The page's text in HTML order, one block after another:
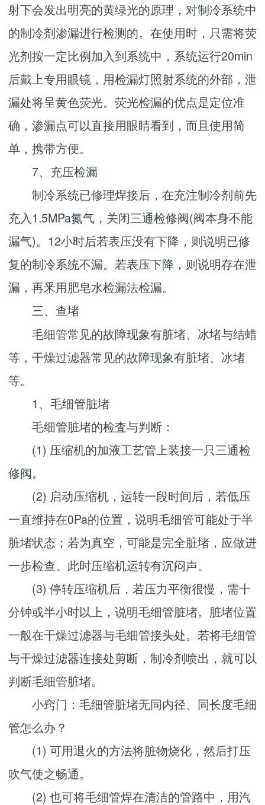
射下会发出明亮的黄绿光的原理，对制冷系统中
的制冷剂渗漏进行检测的。在使用时，只需将荧
光剂按一定比例加入到系统中，系统运行20min
后戴上专用眼镜，用检漏灯照射系统的外部，泄
漏处将呈黄色荧光。荧光检漏的优点是定位准
确，渗漏点可以直接用眼睛看到，而且使用简
单，携带方便。
7、充压检漏
制冷系统已修理焊接后，在充注制冷剂前先
充入1.5MPa氮气，关闭三通检修阀(阀本身不能
漏气)。12小时后若表压没有下降，则说明已修
复的制冷系统不漏。若表压下降，则说明存在泄
漏，再釆用肥皂水检漏法检漏。
三、查堵
毛细管常见的故障现象有脏堵、冰堵与结蜡
等，干燥过滤器常见的故障现象有脏堵、冰堵
等。
1、毛细管脏堵
毛细管脏堵的检査与判断：
(1) 压缩机的加液工艺管上装接一只三通检
修阀。
(2) 启动压缩机，运转一段时间后，若低压
一直维持在0Pa的位置，说明毛细管可能处于半
脏堵状态；若为真空，可能是完全脏堵，应做进
一步检查。此时压缩机运转有沉闷声。
(3) 停转压缩机后，若压力平衡很慢，需十
分钟或半小时以上，说明毛细管脏堵。脏堵位置
一般在干燥过滤器与毛细管接头处。若将毛细管
与干燥过滤器连接处剪断，制冷剂喷出，就可以
判断毛细管脏堵。
小窍门：毛细管脏堵无同内径、同长度毛细
管怎么办？
(1) 可用退火的方法将脏物烧化，然后打压
吹气使之畅通。
(2) 也可将毛细管焊在清洁的管路中，用汽